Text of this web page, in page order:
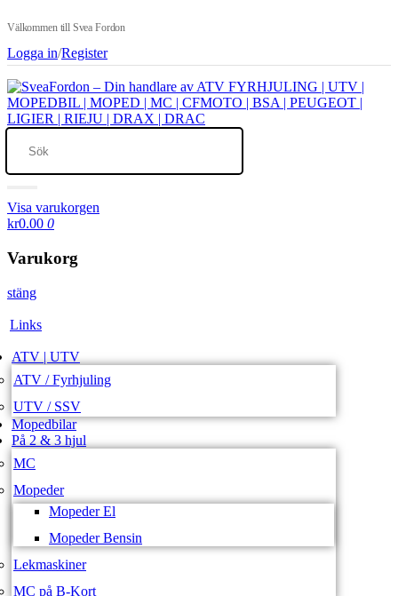
Välkommen till Svea Fordon
Logga in/Register
Visa varukorgen
kr0.00 0
Varukorg
stäng
Links
ATV | UTV
ATV / Fyrhjuling
UTV / SSV
Mopedbilar
På 2 & 3 hjul
MC
Mopeder
Mopeder El
Mopeder Bensin
Lekmaskiner
MC på B-Kort